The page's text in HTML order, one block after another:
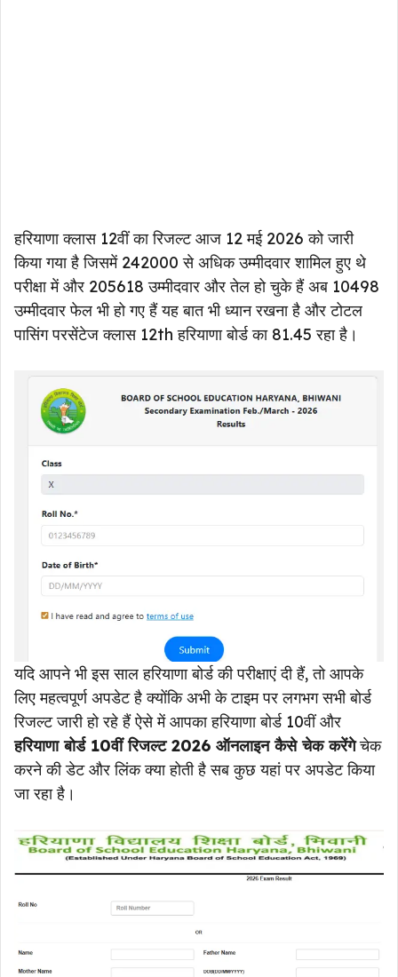
हरियाणा क्लास 12वीं का रिजल्ट आज 12 मई 2026 को जारी
किया गया है जिसमें 242000 से अधिक उम्मीदवार शामिल हुए थे
परीक्षा में और 205618 उम्मीदवार और तेल हो चुके हैं अब 10498
उम्मीदवार फेल भी हो गए हैं यह बात भी ध्यान रखना है और टोटल
पासिंग परसेंटेज क्लास 12th हरियाणा बोर्ड का 81.45 रहा है।
यदि आपने भी इस साल हरियाणा बोर्ड की परीक्षाएं दी हैं, तो आपके
लिए महत्वपूर्ण अपडेट है क्योंकि अभी के टाइम पर लगभग सभी बोर्ड
रिजल्ट जारी हो रहे हैं ऐसे में आपका हरियाणा बोर्ड 10वीं और
हरियाणा बोर्ड 10वीं रिजल्ट 2026 ऑनलाइन कैसे चेक करेंगेचेक
करने की डेट और लिंक क्या होती है सब कुछ यहां पर अपडेट किया
जा रहा है।